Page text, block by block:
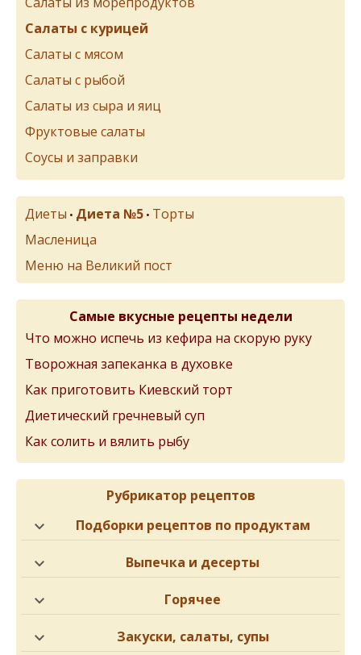
Салаты с курицей
Салаты с мясом
Салаты с рыбой
Салаты из сыра и яиц
Фруктовые салаты
Соусы и заправки
Диеты • Диета №5 • Торты
Масленица
Меню на Великий пост
Самые вкусные рецепты недели
Что можно испечь из кефира на скорую руку
Творожная запеканка в духовке
Как приготовить Киевский торт
Диетический гречневый суп
Как солить и вялить рыбу
Рубрикатор рецептов
Подборки рецептов по продуктам
Выпечка и десерты
Горячее
Закуски, салаты, супы